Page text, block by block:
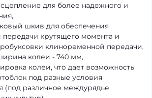
для более надежного и
шкив для обеспечения
передачи крутящего момента и
клиноременной передачи,
колеи - 740 мм,
колеи, что дает возможность
под разные условия
(под различное междурядье